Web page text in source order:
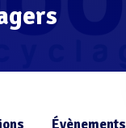
Évènements